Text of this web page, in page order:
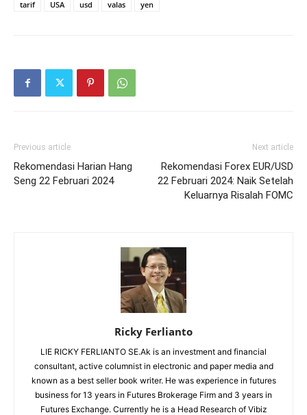
tarif USA usd valas yen
Previous article
Rekomendasi Harian Hang
Seng 22 Februari 2024
Next article
Rekomendasi Forex EUR/USD
22 Februari 2024: Naik Setelah
Keluarnya Risalah FOMC
Ricky Ferlianto
LIE RICKY FERLIANTO SE.Ak is an investment and financial
consultant, active columnist in electronic and paper media and
known as a best seller book writer. He was experience in futures
business for 13 years in Futures Brokerage Firm and 3 years in
Futures Exchange. Currently he is a Head Research of Vibiz